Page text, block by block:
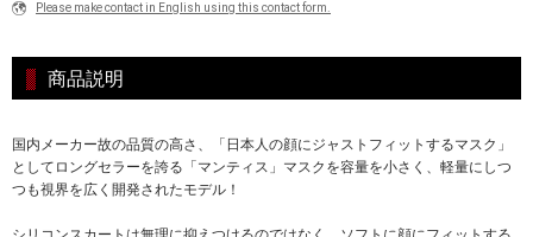
Please make contact in English using this contact form.
商品説明
国内メーカー故の品質の高さ、「日本人の顔にジャストフィットするマスク」
としてロングセラーを誇る「マンティス」マスクを容量を小さく、軽量にしつ
つも視界を広く開発されたモデル！